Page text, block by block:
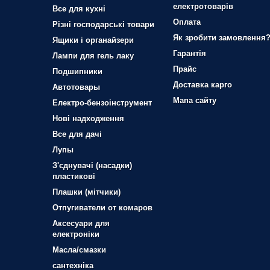
Все для кухні
Різні господарські товари
Ящики і органайзери
Лампи для гель лаку
Подшипники
Автотовары
Електро-бензоінструмент
Нові надходження
Все для дачі
Лупы
З'єднувачі (насадки)
пластикові
Плашки (мітчики)
Отпугиватели от комаров
Аксесуари для
електроніки
Масла/смазки
сантехніка
електротоварів
Оплата
Як зробити замовлення?
Гарантія
Прайс
Доставка карго
Мапа сайту